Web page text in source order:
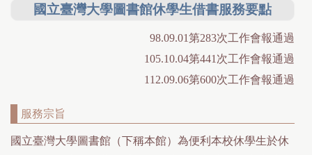
國立臺灣大學圖書館休學生借書服務要點
98.09.01第283次工作會報通過
105.10.04第441次工作會報通過
112.09.06第600次工作會報通過
服務宗旨
國立臺灣大學圖書館（下稱本館）為便利本校休學生於休